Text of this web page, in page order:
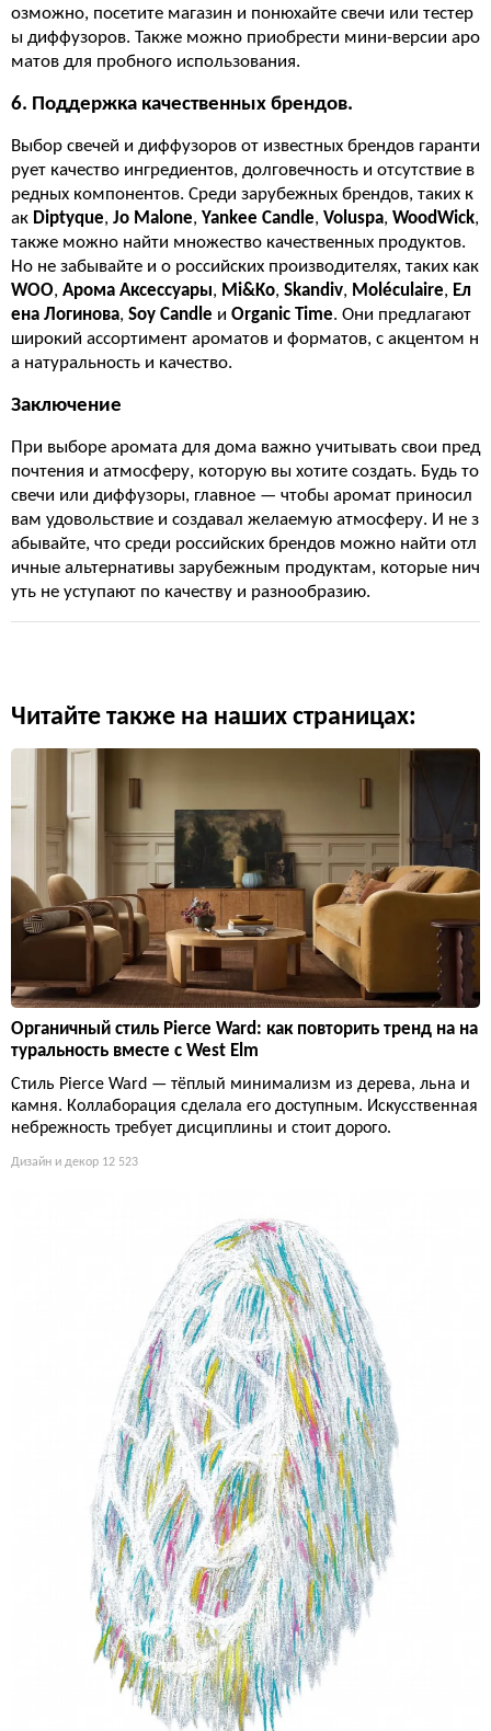
озможно, посетите магазин и понюхайте свечи или тестер
ы диффузоров. Также можно приобрести мини-версии аро
матов для пробного использования.
6. Поддержка качественных брендов.
Выбор свечей и диффузоров от известных брендов гаранти
рует качество ингредиентов, долговечность и отсутствие в
редных компонентов. Среди зарубежных брендов, таких к
ак Diptyque, Jo Malone, Yankee Candle, Voluspa, WoodWick,
также можно найти множество качественных продуктов.
Но не забывайте и о российских производителях, таких как
WOO, Арома Аксессуары, Mi&Ko, Skandiv, Moléculaire, Ел
ена Логинова, Soy Candle и Organic Time. Они предлагают
широкий ассортимент ароматов и форматов, с акцентом н
а натуральность и качество.
Заключение
При выборе аромата для дома важно учитывать свои пред
почтения и атмосферу, которую вы хотите создать. Будь то
свечи или диффузоры, главное — чтобы аромат приносил
вам удовольствие и создавал желаемую атмосферу. И не з
абывайте, что среди российских брендов можно найти отл
ичные альтернативы зарубежным продуктам, которые нич
уть не уступают по качеству и разнообразию.
Читайте также на наших страницах:
Органичный стиль Pierce Ward: как повторить тренд на на
туральность вместе с West Elm
Стиль Pierce Ward — тёплый минимализм из дерева, льна и
камня. Коллаборация сделала его доступным. Искусственная
небрежность требует дисциплины и стоит дорого.
Дизайн и декор 12 523